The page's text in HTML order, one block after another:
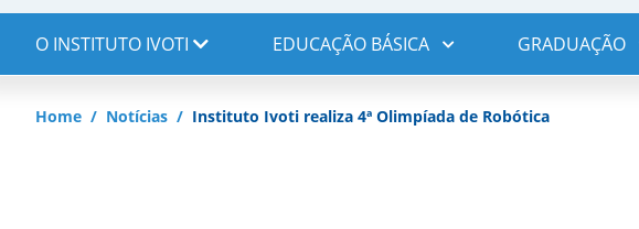
O INSTITUTO IVOTI EDUCAÇÃO BÁSICA GRADUAÇÃO
Home Notícias Instituto Ivoti realiza 4ª Olimpíada de Robótica